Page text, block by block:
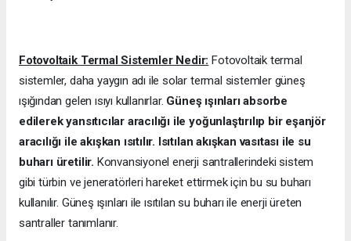
Fotovoltaik Termal Sistemler Nedir: Fotovoltaik termal
sistemler, daha yaygın adı ile solar termal sistemler güneş
ışığından gelen ısıyı kullanırlar. Güneş ışınları absorbe
edilerek yansıtıcılar aracılığı ile yoğunlaştırılıp bir eşanjör
aracılığı ile akışkan ısıtılır. Isıtılan akışkan vasıtası ile su
buharı üretilir. Konvansiyonel enerji santrallerindeki sistem
gibi türbin ve jeneratörleri hareket ettirmek için bu su buharı
kullanılır. Güneş ışınları ile ısıtılan su buharı ile enerji üreten
santraller tanımlanır.